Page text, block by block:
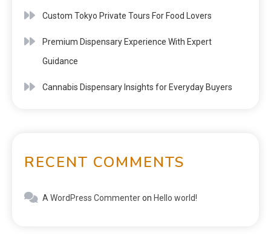
Custom Tokyo Private Tours For Food Lovers
Premium Dispensary Experience With Expert
Guidance
Cannabis Dispensary Insights for Everyday Buyers
RECENT COMMENTS
A WordPress Commenteron Hello world!